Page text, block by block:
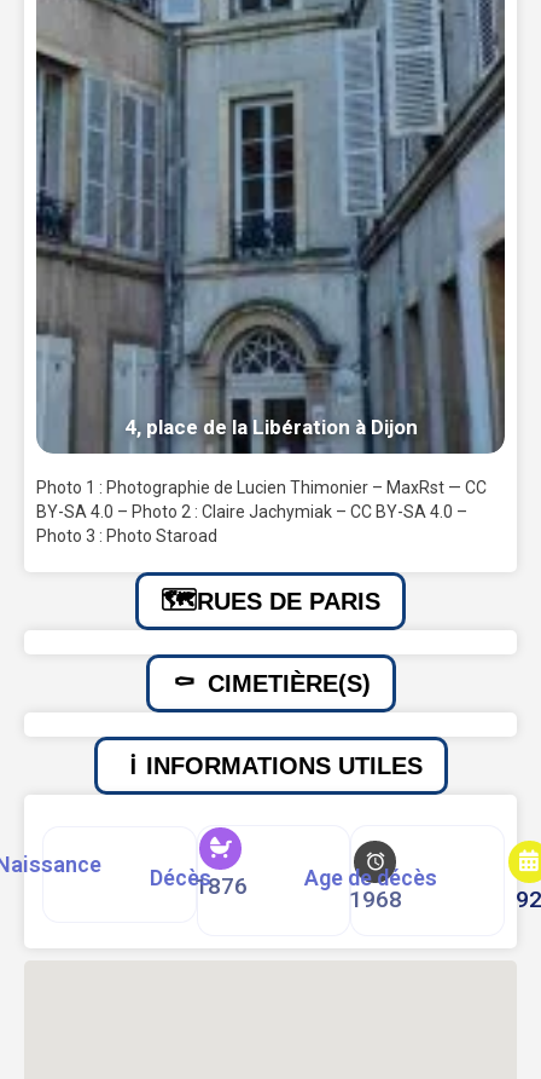
4, place de la Libération à Dijon
Photo 1 : Photographie de Lucien Thimonier – MaxRst — CC
BY-SA 4.0 – Photo 2 : Claire Jachymiak – CC BY-SA 4.0 –
Photo 3 : Photo Staroad
RUES DE PARIS
CIMETIÈRE(S)
INFORMATIONS UTILES
1876
Décès
1968
Age de décès